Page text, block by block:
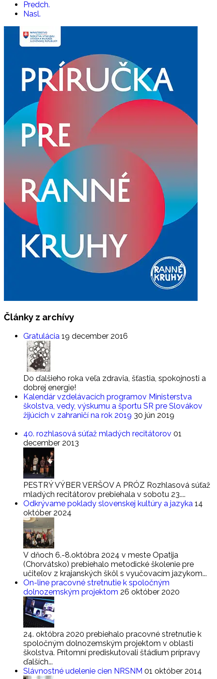
Predch.
Nasl.
Články z archívy
Gratulácia 19 december 2016
Do ďalšieho roka veľa zdravia, šťastia, spokojnosti a
dobrej energie!
Kalendár vzdelávacích programov Ministerstva
školstva, vedy, výskumu a športu SR pre Slovákov
žijúcich v zahraničí na rok 2019 30 jún 2019
40. rozhlasová súťaž mladých recitátorov 01
december 2013
PESTRÝ VÝBER VERŠOV A PRÓZ Rozhlasová súťaž
mladých recitátorov prebiehala v sobotu 23....
Odkrývame poklady slovenskej kultúry a jazyka 14
október 2024
V dňoch 6.-8.októbra 2024 v meste Opatija
(Chorvátsko) prebiehalo metodické školenie pre
učiteľov z krajanských škôl s vyučovacím jazykom...
On-line pracovné stretnutie k spoločným
dolnozemským projektom 26 október 2020
24. októbra 2020 prebiehalo pracovné stretnutie k
spoločným dolnozemským projektom v oblasti
školstva. Prítomní prediskutovali štádium prípravy
ďalších...
Slávnostné udelenie cien NRSNM 01 október 2014